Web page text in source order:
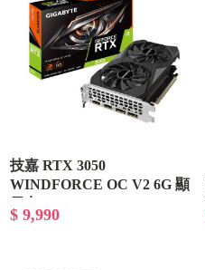
技嘉 RTX 3050
WINDFORCE OC V2 6G 顯
6GD)
$ 9,990